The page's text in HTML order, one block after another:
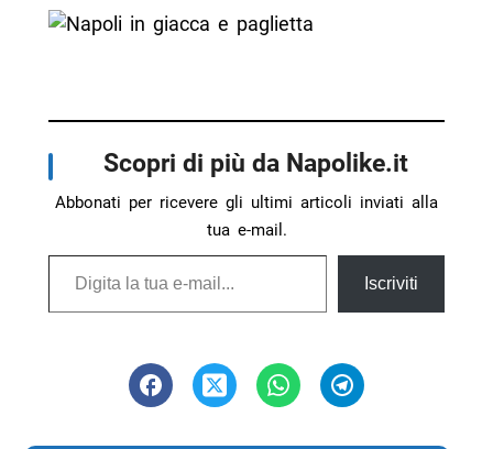
Scopri di più da Napolike.it
Abbonati per ricevere gli ultimi articoli inviati alla
tua e-mail.
Digita la tua e-mail...
Iscriviti